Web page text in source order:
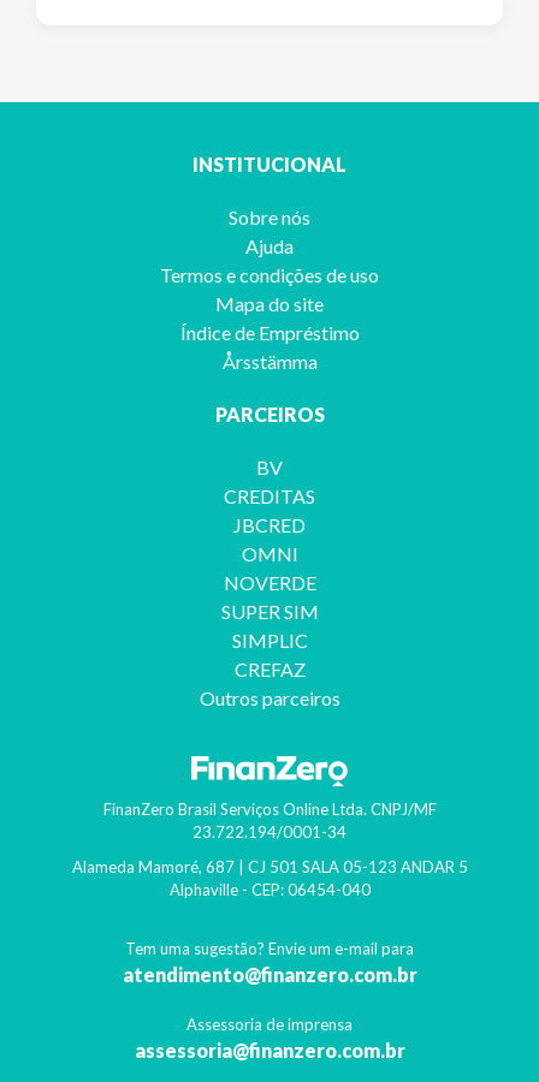
INSTITUCIONAL
Sobre nós
Ajuda
Termos e condições de uso
Mapa do site
Índice de Empréstimo
Årsstämma
PARCEIROS
BV
CREDITAS
JBCRED
OMNI
NOVERDE
SUPER SIM
SIMPLIC
CREFAZ
Outros parceiros
FinanZero Brasil Serviços Online Ltda. CNPJ/MF
23.722.194/0001-34
Alameda Mamoré, 687 | CJ 501 SALA 05-123 ANDAR 5
Alphaville- CEP: 06454-040
Tem uma sugestão? Envie um e-mail para
atendimento@finanzero.com.br
Assessoria de imprensa
assessoria@finanzero.com.br